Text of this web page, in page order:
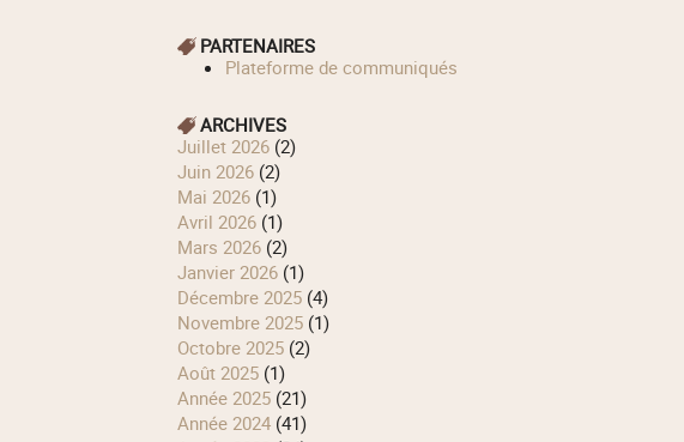
PARTENAIRES
Plateforme de communiqués
ARCHIVES
juillet 2026(2)
juin 2026(2)
mai 2026(1)
avril 2026(1)
mars 2026(2)
janvier 2026(1)
décembre 2025(4)
novembre 2025(1)
octobre 2025(2)
août 2025(1)
année 2025(21)
année 2024(41)